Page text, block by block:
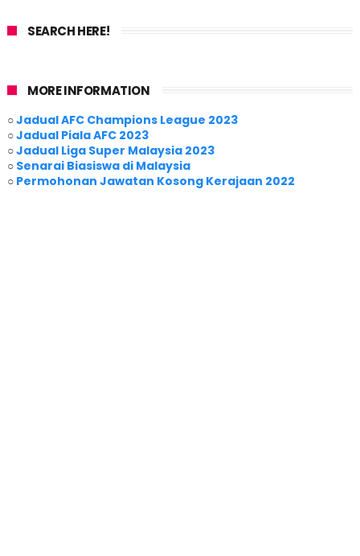
SEARCH HERE!
MORE INFORMATION
○Jadual AFC Champions League 2023
○Jadual Piala AFC 2023
○Jadual Liga Super Malaysia 2023
○ Senarai Biasiswa di Malaysia
○ Permohonan Jawatan Kosong Kerajaan 2022